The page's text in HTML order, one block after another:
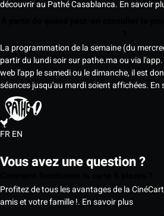
découvrir au Pathé Casablanca. En savoir
La programmation de la semaine (du
partir du lundi soir sur pathe.ma ou via
web l'app le samedi ou le dimanche, il est
séances jusqu'au mardi soient affichées. En
FREN
Vous avez une question ?
Profitez de tous les avantages de la
amis et votre famille !. En savoir plus